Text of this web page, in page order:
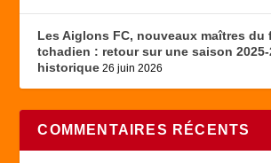
Les Aiglons FC, nouveaux maîtres du
tchadien : retour sur une saison 2025-
historique 26 juin 2026
COMMENTAIRES RÉCENTS